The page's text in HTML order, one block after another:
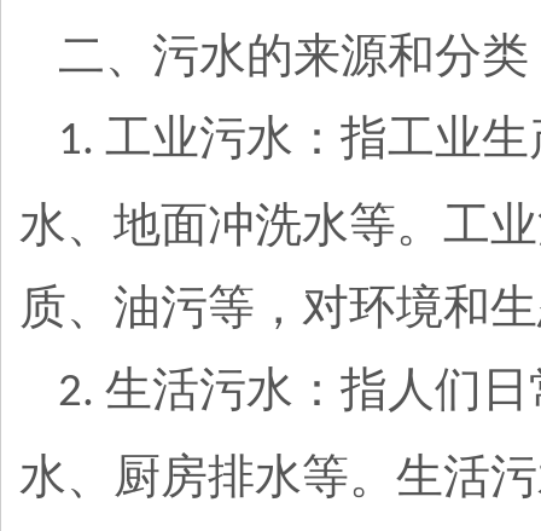
二、污水的来源和分类
1. 工业污水：指工业
水、地面冲洗水等。工
质、油污等，对环境和
2. 生活污水：指人们
水、厨房排水等。生活